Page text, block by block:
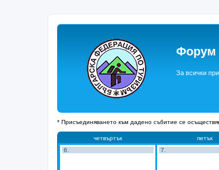
Форум
За всички
* Присъединяването към дадено събитие се
четвъртък петък
6.
7.